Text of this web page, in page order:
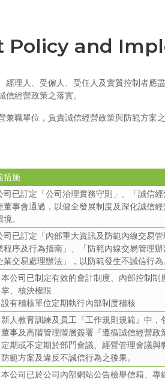
and
理人、受僱人、受任人及實質控制者應
經營政策之落實。
職單位，負責誠信經營政策與防範方案
措施
司已訂定「公司治理實務守則」、「誠信
董事會通過，以健全發展制度及深化誠信
。
司已訂定「內部重大資訊及防範內線交易
程序及行為指南」、「防範內線交易管理
業交易處理辦法」，以防範發生不誠信行為
本公司已制定有效的會計制度、內部控制制
掌、核決權限
設有稽核單位定期執行內部制度稽核
新人教育訓練及員工『工作規則規範』中，
董事及高階管理階層簽署『遵循誠信經營政
定期或不定期於部門會議、經營管理會議與
防範方案及違反不誠信行為之後果。
本公司已於公司內部網站公告檢舉信箱、專